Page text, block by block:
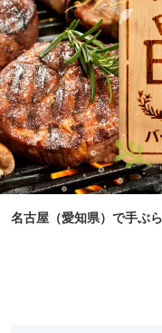
名古屋（愛知県）で手ぶ